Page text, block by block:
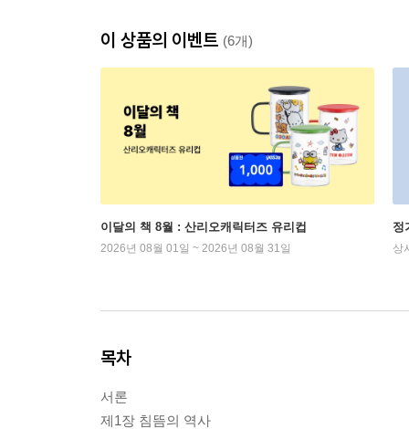
이 상품의 이벤트 (6개)
이달의 책 8월 : 산리오캐릭터즈 유리컵
2026년 08월 01일 ~ 2026년 08월 31일
정
상
목차
서론
제1장 침뜸의 역사